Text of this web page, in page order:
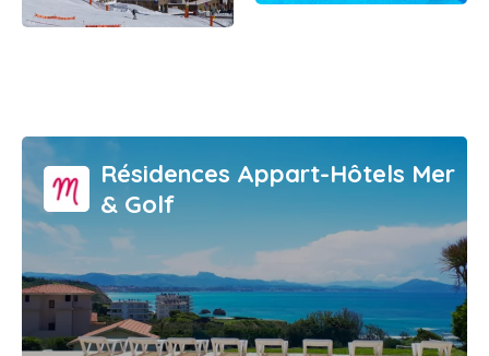
Résidences Appart-Hôtels Mer
& Golf